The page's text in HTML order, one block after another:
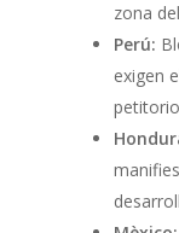
zona
Perú:
exigen
petitorio